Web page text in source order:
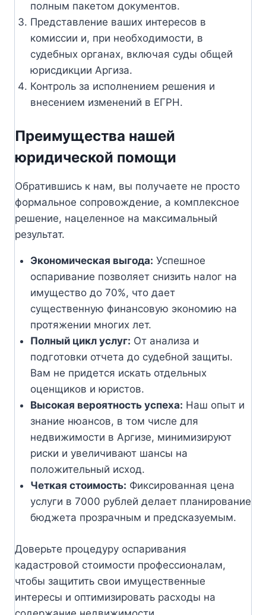
полным пакетом документов.
Представление ваших интересов в
комиссии и, при необходимости, в
судебных органах, включая суды общей
юрисдикции Аргиза.
Контроль за исполнением решения и
внесением изменений в ЕГРН.
Преимущества нашей
юридической помощи
Обратившись к нам, вы получаете не просто
формальное сопровождение, а комплексное
решение, нацеленное на максимальный
результат.
Экономическая выгода: Успешное
оспаривание позволяет снизить налог на
имущество до 70%, что дает
существенную финансовую экономию на
протяжении многих лет.
Полный цикл услуг: От анализа и
подготовки отчета до судебной защиты.
Вам не придется искать отдельных
оценщиков и юристов.
Высокая вероятность успеха: Наш опыт и
знание нюансов, в том числе для
недвижимости в Аргизе, минимизируют
риски и увеличивают шансы на
положительный исход.
Четкая стоимость: Фиксированная цена
услуги в 7000 рублей делает планирование
бюджета прозрачным и предсказуемым.
Доверьте процедуру оспаривания
кадастровой стоимости профессионалам,
чтобы защитить свои имущественные
интересы и оптимизировать расходы на